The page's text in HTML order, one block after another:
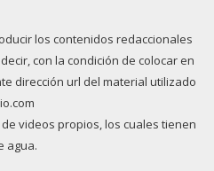
los contenidos redaccionales
con la condición de colocar en
dirección url del material utilizado
videos propios, los cuales tienen
agua.